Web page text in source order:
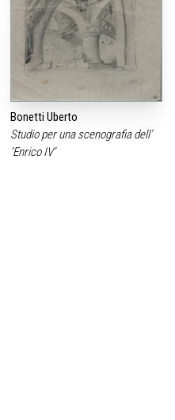
Bonetti Uberto
Studio per una scenografia dell’
‘Enrico IV’